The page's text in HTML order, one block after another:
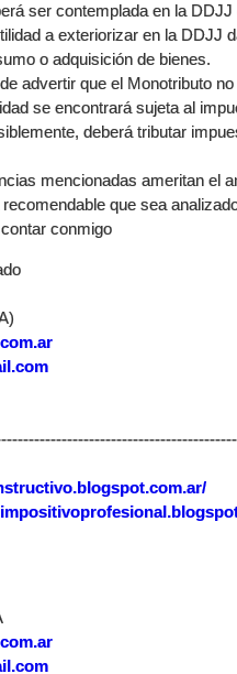
ser contemplada en la
a exteriorizar en la DDJJ
o adquisición de bienes.
advertir que el Monotributo
se encontrará sujeta al
deberá tributar
mencionadas ameritan el
que sea
conmigo